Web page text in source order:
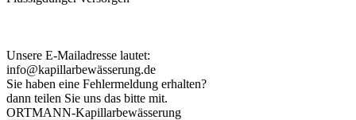
Unsere E-Mailadresse lautet:
info@kapillarbewässerung.de
Sie haben eine Fehlermeldung erhalten?
dann teilen Sie uns das bitte mit.
ORTMANN-Kapillarbewässerung